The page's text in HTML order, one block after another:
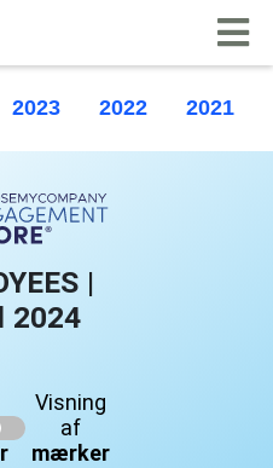
2023 2022 2021
|
2024
Visning
af
mærker